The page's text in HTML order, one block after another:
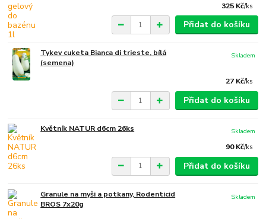
325 Kč/ks
Přidat do košíku
Tykev cuketa Bianca di trieste, bílá
(semena)
27 Kč/ks
Skladem
Přidat do košíku
Květník NATUR d6cm 26ks
90 Kč/ks
Skladem
Přidat do košíku
Granule na myši a potkany, Rodenticid
BROS 7x20g
Skladem